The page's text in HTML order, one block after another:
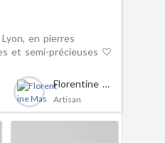
en pierres
et semi-précieuses ♡
Florentine Mas
Artisan